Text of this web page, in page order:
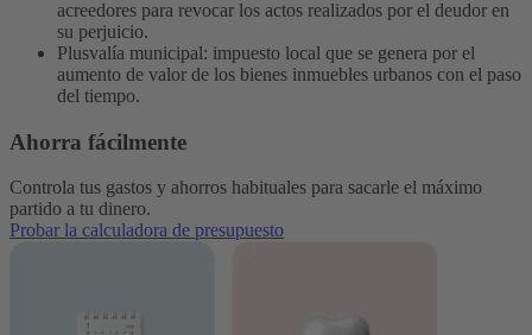
acreedores para revocar los actos realizados por el deudor en
su perjuicio.
Plusvalía municipal: impuesto local que se genera por el
aumento de valor de los bienes inmuebles urbanos con el paso
del tiempo.
Ahorra fácilmente
Controla tus gastos y ahorros habituales para sacarle el máximo
partido a tu dinero.
Probar la calculadora de presupuesto